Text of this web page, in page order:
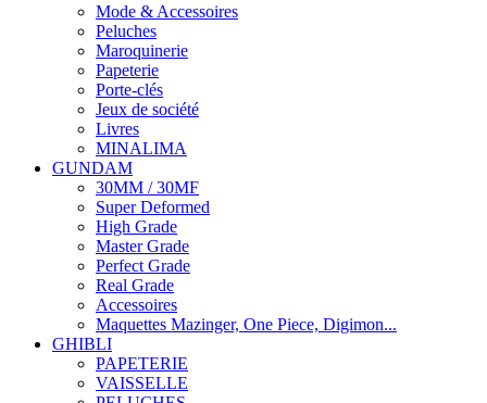
Mode & Accessoires
Peluches
Maroquinerie
Papeterie
Porte-clés
Jeux de société
Livres
MINALIMA
GUNDAM
30MM / 30MF
Super Deformed
High Grade
Master Grade
Perfect Grade
Real Grade
Accessoires
Maquettes Mazinger, One Piece, Digimon...
GHIBLI
PAPETERIE
VAISSELLE